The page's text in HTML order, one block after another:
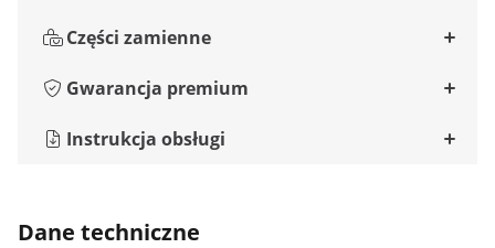
Części zamienne
Gwarancja premium
Instrukcja obsługi
Dane techniczne